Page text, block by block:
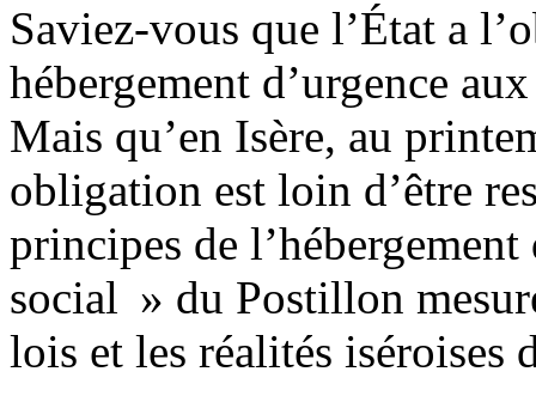
Saviez-vous que l’État a
hébergement d’urgence
Mais qu’en Isère, au
obligation est loin d’être
principes de
social » du Postillon
lois et les réalités iséroises